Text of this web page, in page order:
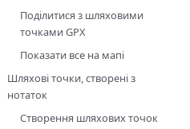
Поділитися з шляховими
точками GPX
Показати все на мапі
Шляхові точки, створені з
нотаток
Створення шляхових точок